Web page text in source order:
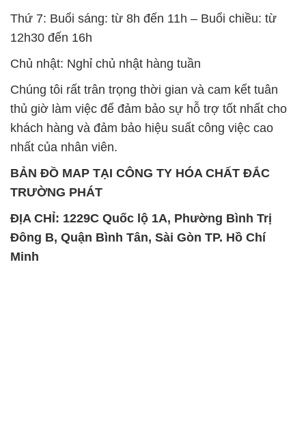
Thứ 7: Buổi sáng: từ 8h đến 11h – Buổi chiều: từ
12h30 đến 16h
Chủ nhật: Nghỉ chủ nhật hàng tuần
Chúng tôi rất trân trọng thời gian và cam kết tuân
thủ giờ làm việc để đảm bảo sự hỗ trợ tốt nhất cho
khách hàng và đảm bảo hiệu suất công việc cao
nhất của nhân viên.
BẢN ĐỒ MAP TẠI CÔNG TY HÓA CHẤT ĐẮC
TRƯỜNG PHÁT
ĐỊA CHỈ: 1229C Quốc lộ 1A, Phường Bình Trị
Đông B, Quận Bình Tân, Sài Gòn TP. Hồ Chí
Minh